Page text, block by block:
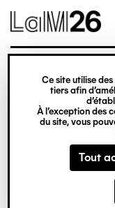
Gestion des
Ce site utilise
tiers afin
À l’exception des
du site, vous
Tout
contenu